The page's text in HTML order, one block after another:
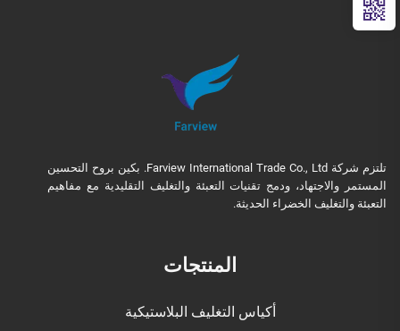
تلتزم شركة Farview International Trade Co., Ltd. بكين بروح التحسين
المستمر والاجتهاد، ودمج تقنيات التعبئة والتغليف التقليدية مع مفاهيم
التعبئة والتغليف الخضراء الحديثة.
المنتجات
أكياس التغليف البلاستيكية